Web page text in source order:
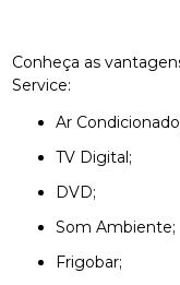
Conheça as
Service:
Ar
TV Digital;
DVD;
Som Ambiente;
Frigobar;